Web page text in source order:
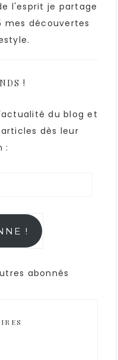
l'esprit je partage
mes découvertes
!
du blog et
dès leur
:
!
abonnés